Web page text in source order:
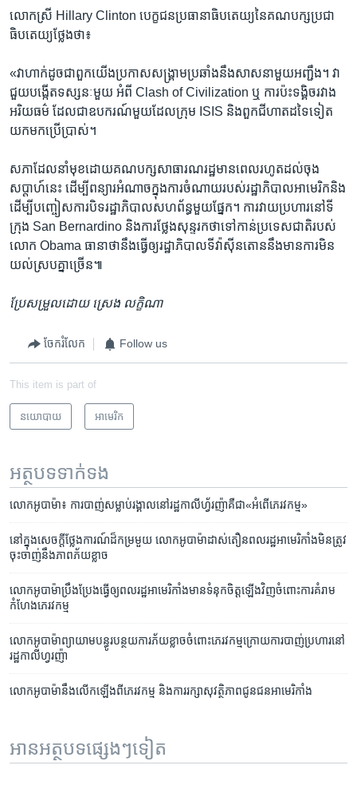
លោក​ស្រី​ Hillary Clinton បេក្ខជន​ប្រធានាធិបតេយ្យ​នៃ​គណបក្ស​ប្រជា
ធិបតេយ្យ​ថ្លែង​ថា៖
«វា​ហាក់​ដូច​ជា​ពួក​យើង​ប្រកាស​សង្គ្រាម​ប្រឆាំង​នឹង​សាសនា​មួយ​អញ្ជឹង។​ វា​
ជួយ​បង្កើត​ទស្សនៈ​មួយ​ អំពី​ Clash of Civilization ឬ​ ការ​ប៉ះ​ទង្គិច​រវាង​
អរិយធម៌​ ដែល​ជា​ឧបករណ៍​មួយ​ដែល​ក្រុម​ ISIS និង​ពួក​ជីហាត​ដទៃ​ទៀត​
យក​មក​ប្រើ​ប្រាស់។​
សភា​ដែល​នាំ​មុខ​ដោយ​គណបក្ស​សាធារណរដ្ឋ​មាន​ពេល​រហូត​ដល់​ចុង​
សប្តាហ៍​នេះ ​ដើម្បី​ពន្យារអំណាចក្នុង​ការ​ចំណាយ​របស់​រដ្ឋាភិបាល​អាមេរិក​និង​
ដើម្បី​បញ្ចៀស​ការ​បិទ​រដ្ឋាភិបាល​សហព័ន្ធ​មួយ​ផ្នែក។​ ការ​វាយ​ប្រហារ​នៅ​ទី​
ក្រុង​ San Bernardino និង​ការ​ថ្លែង​សុន្ទរកថា​ទៅ​កាន់​ប្រទេស​ជាតិ​របស់​
លោក Obama ធានា​ថា​នឹង​ធ្វើ​ឲ្យ​រដ្ឋាភិបាល​ទីវ៉ាស៊ីនតោន​នឹង​មាន​ការ​មិន​
យល់​ស្រប​គ្នា​ច្រើន៕​
ប្រែសម្រួលដោយ ស្រេង​ លក្ខិណា
ចែករំលែក Follow us
This item is part of
នយោបាយ អាមេរិក​
អត្ថបទ​ទាក់ទង
លោកអូបាម៉ា៖ ការ​បាញ់​សម្លាប់​រង្គាល​នៅរដ្ឋ​កាលីហ្វ័រញ៉ាគឺ​ជា​«អំពើ​ភេរវកម្ម»
នៅ​ក្នុង​សេចក្តី​ថ្លែង​ការណ៍​ដ៏​កម្រ​មួយ​ លោក​អូបាម៉ា​ដាស់​តឿន​ពលរដ្ឋ​អាមេរិកាំង​មិន​ត្រូវ​
ចុះចាញ់​នឹង​ភាព​ភ័យ​ខ្លាច
លោក​អូបាម៉ា​ប្រឹងប្រែង​​ធ្វើ​ឲ្យ​ពលរដ្ឋ​អាមេរិកាំង​មាន​ទំនុកចិត្តឡើង​វិញ​​ចំពោះ​ការ​គំរាម
កំហែង​ភេរវកម្ម
លោក​អូបាម៉ា​ព្យាយាម​បន្ធូរ​បន្ថយ​ការ​ភ័យ​ខ្លាច​ចំពោះ​ភេរវកម្ម​ក្រោយ​ការ​បាញ់​ប្រហារ​នៅ​​
រដ្ឋ​កាលីហ្វរញ៉ា
លោក​អូបាម៉ា​នឹង​លើកឡើង​ពី​ភេរវកម្ម និង​ការ​រក្សា​សុវត្ថិភាព​ជូន​ជន​អាមេរិកាំង​
អានអត្ថបទផ្សេងៗទៀត